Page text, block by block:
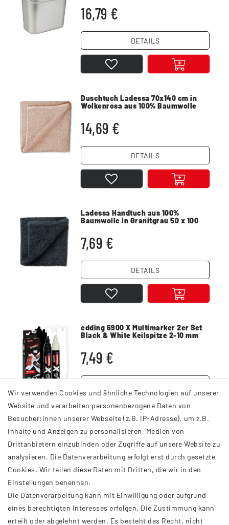
16,79 €
DETAILS
Duschtuch Ladessa 70x140 cm in
Wolkenrosa aus 100% Baumwolle
14,69 €
DETAILS
Ladessa Handtuch aus 100%
Baumwolle in Granitgrau 50 x 100
7,69 €
DETAILS
edding 6900 X Multimarker 2er Set
Black & White Keilspitze 2-10 mm
7,49 €
INFORMATIONEN
AGB
Impressum
Datenschutzerklärung
Wir verwenden Cookies und ähnliche Technologien auf unserer
Website und verarbeiten personenbezogene Daten von
Besucher:innen unserer Webseite (z.B. IP-Adresse), um z.B.
Inhalte und Anzeigen zu personalisieren, Medien von
Drittanbietern einzubinden oder Zugriffe auf unsere Website zu
analysieren. Die Datenverarbeitung erfolgt erst durch gesetzte
Cookies. Wir teilen diese Daten mit Dritten, die wir in den
Einstellungen benennen.
Die Datenverarbeitung kann mit Einwilligung oder aufgrund
eines berechtigten Interesses erfolgen. Die Zustimmung kann
erteilt oder abgelehnt werden. Es besteht das Recht, nicht